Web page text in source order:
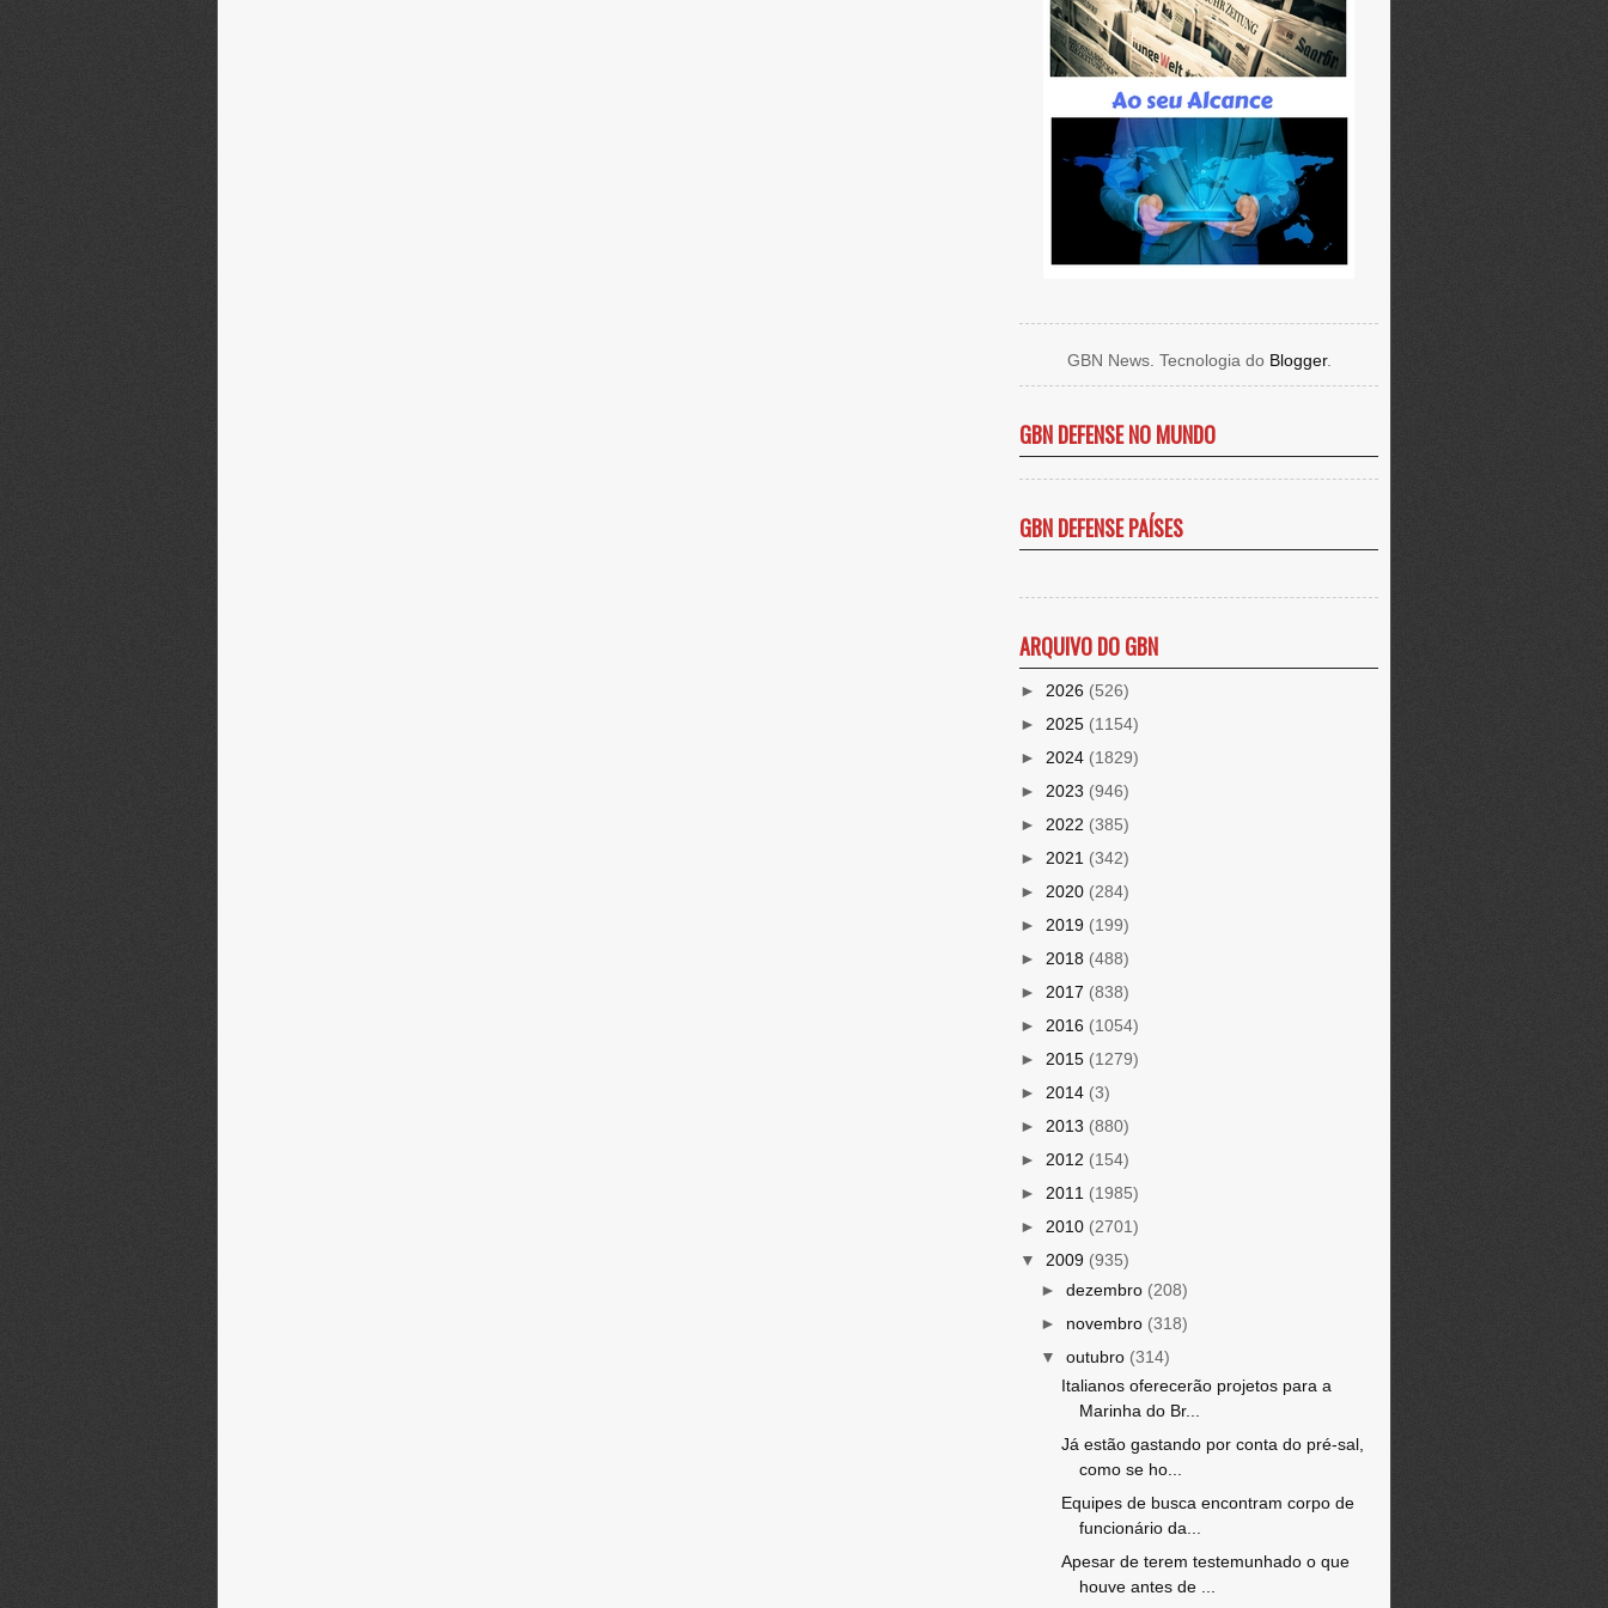
GBN News. Tecnologia do Blogger.
GBN DEFENSE NO MUNDO
GBN DEFENSE PAÍSES
ARQUIVO DO GBN
► 2026 (526)
► 2025 (1154)
► 2024 (1829)
► 2023 (946)
► 2022 (385)
► 2021 (342)
► 2020 (284)
► 2019 (199)
► 2018 (488)
► 2017 (838)
► 2016 (1054)
► 2015 (1279)
► 2014 (3)
► 2013 (880)
► 2012 (154)
► 2011 (1985)
► 2010 (2701)
▼ 2009 (935)
► dezembro (208)
► novembro (318)
▼ outubro (314)
Italianos oferecerão projetos para a
Marinha do Br...
Já estão gastando por conta do pré-sal,
como se ho...
Equipes de busca encontram corpo de
funcionário da...
Apesar de terem testemunhado o que
houve antes de ...